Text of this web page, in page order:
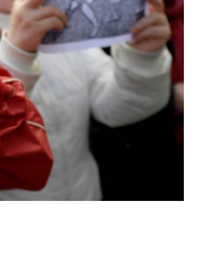
EMAIL